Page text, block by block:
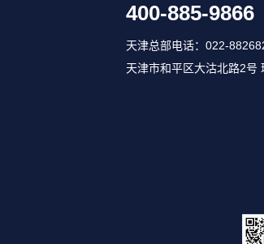
400-885-9866
天津总部电话：022-
天津市和平区大沽北路2号